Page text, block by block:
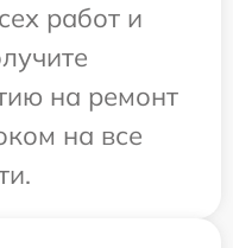
работ и
на ремонт
на все